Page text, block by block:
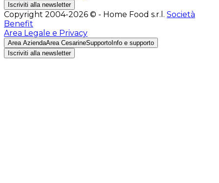
Iscriviti alla newsletter
Copyright 2004-2026 © - Home Food s.r.l. Società
Benefit
Area Legale e Privacy
Area AziendaArea CesarineSupporto Info e supporto
Iscriviti alla newsletter